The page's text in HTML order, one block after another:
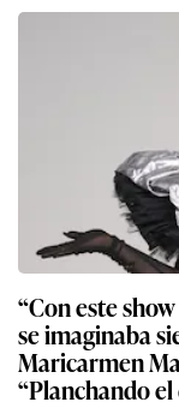
“Con este
se imaginaba
Maricarmen
“Planchando